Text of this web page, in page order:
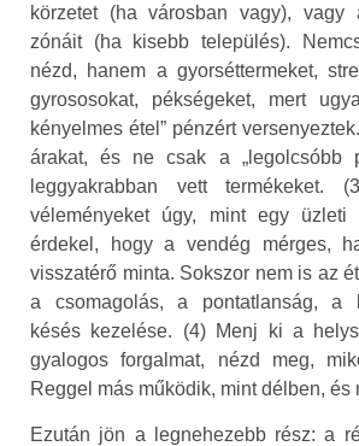
körzetet (ha városban vagy), vagy
zónáit (ha kisebb település).
nézd, hanem a gyorséttermeket,
gyrososokat, pékségeket, mert
kényelmes étel” pénzért
árakat, és ne csak a „legolcsóbb
leggyakrabban vett
véleményeket úgy, mint egy üzleti
érdekel, hogy a vendég mérges,
visszatérő minta. Sokszor nem is az
a csomagolás, a pontatlanság, a
késés kezelése. (4) Menj ki a
gyalogos forgalmat, nézd meg,
Reggel más működik, mint délben, és
Ezután jön a legnehezebb rész: a